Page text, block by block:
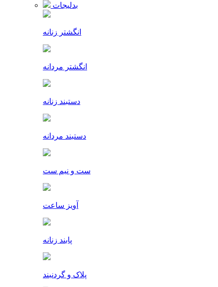
بدلیجات
انگشتر زنانه
انگشتر مردانه
دستبند زنانه
دستبند مردانه
ست و نیم ست
آویز ساعت
پابند زنانه
پلاک و گردنبند